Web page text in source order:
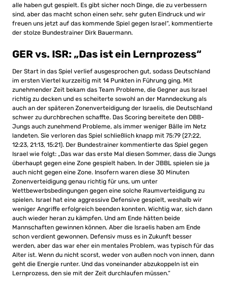
alle haben gut gespielt. Es gibt sicher noch Dinge, die zu verbessern
sind, aber das macht schon einen sehr, sehr guten Eindruck und wir
freuen uns jetzt auf das kommende Spiel gegen Israel“, kommentierte
der stolze Bundestrainer Dirk Bauermann.
GER vs. ISR: „Das ist ein Lernprozess“
Der Start in das Spiel verlief ausgesprochen gut, sodass Deutschland
im ersten Viertel kurzzeitig mit 14 Punkten in Führung ging. Mit
zunehmender Zeit bekam das Team Probleme, die Gegner aus Israel
richtig zu decken und es scheiterte sowohl an der Manndeckung als
auch an der späteren Zonenverteidigung der Israelis, die Deutschland
schwer zu durchbrechen schaffte. Das Scoring bereitete den DBB-
Jungs auch zunehmend Probleme, als immer weniger Bälle im Netz
landeten. Sie verloren das Spiel schließlich knapp mit 75:79 (27:22,
12:23, 21:13, 15:21). Der Bundestrainer kommentierte das Spiel gegen
Israel wie folgt: „Das war das erste Mal diesen Sommer, dass die Jungs
überhaupt gegen eine Zone gespielt haben. In der JBBL spielen sie ja
auch nicht gegen eine Zone. Insofern waren diese 30 Minuten
Zonenverteidigung genau richtig für uns, um unter
Wettbewerbsbedingungen gegen eine solche Raumverteidigung zu
spielen. Israel hat eine aggressive Defensive gespielt, weshalb wir
weniger Angriffe erfolgreich beenden konnten. Wichtig war, sich dann
auch wieder heran zu kämpfen. Und am Ende hätten beide
Mannschaften gewinnen können. Aber die Israelis haben am Ende
schon verdient gewonnen. Defensiv muss es in Zukunft besser
werden, aber das war eher ein mentales Problem, was typisch für das
Alter ist. Wenn du nicht scorst, weder von außen noch von innen, dann
geht die Energie runter. Und das voneinander abzukoppeln ist ein
Lernprozess, den sie mit der Zeit durchlaufen müssen.“